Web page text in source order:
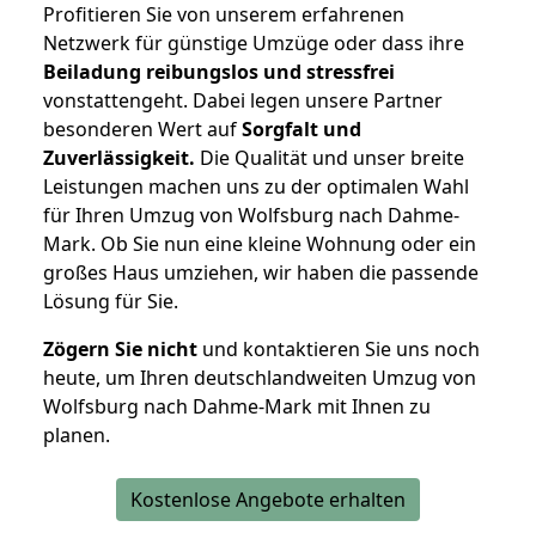
Profitieren Sie von unserem erfahrenen
Netzwerk für günstige Umzüge oder dass ihre
Beiladung reibungslos und stressfrei
vonstattengeht. Dabei legen unsere Partner
besonderen Wert aufSorgfalt und
Zuverlässigkeit. Die Qualität und unser breite
Leistungen machen uns zu der optimalen Wahl
für Ihren Umzug von Wolfsburg nach Dahme-
Mark. Ob Sie nun eine kleine Wohnung oder ein
großes Haus umziehen, wir haben die passende
Lösung für Sie.
Zögern Sie nicht und kontaktieren Sie uns noch
heute, um Ihren deutschlandweiten Umzug von
Wolfsburg nach Dahme-Mark mit Ihnen zu
planen.
Kostenlose Angebote erhalten